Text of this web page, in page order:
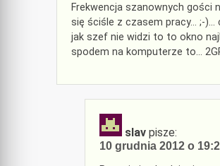
Frekwencja szanownych gości
się ściśle z czasem pracy… ;-)…
jak szef nie widzi to to okno
spodem na komputerze to…
slav pisze:
10 grudnia 2012 o